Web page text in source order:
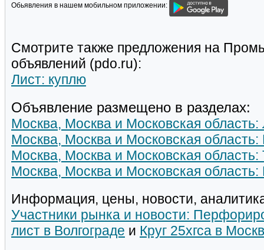
Обьявления в нашем мобильном приложении:
Смотрите также предложения на
объявлений (pdo.ru):
Лист: куплю
Объявление размещено в разделах:
Москва, Москва и Московская область:
Москва, Москва и Московская область:
Москва, Москва и Московская область:
Москва, Москва и Московская
Информация, цены, новости,
Участники рынка и новости:
лист в Волгограде и Круг 25хгса в